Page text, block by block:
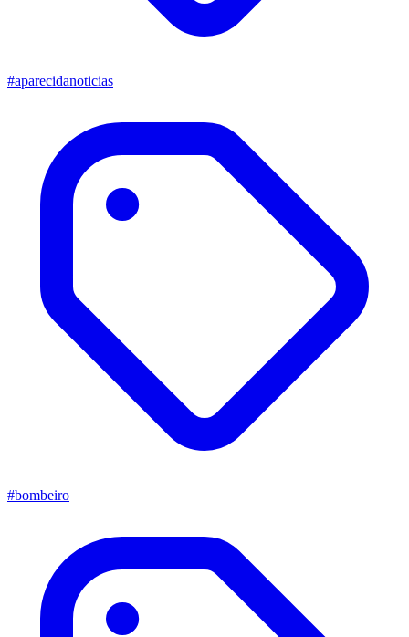
#aparecidanoticias
#bombeiro